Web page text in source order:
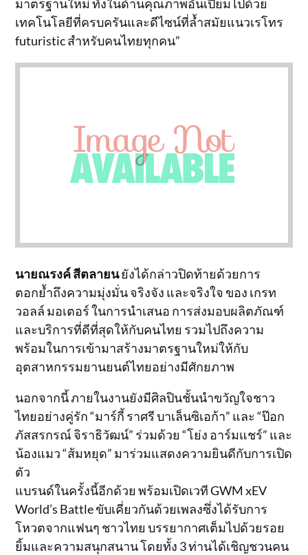
มาตรฐานใหม่ ทั้งในด้านคุณภาพอันเปี่ยมไปด้วย
เทคโนโลยีที่ครบครันและดีไซน์ที่ล้ำสมัยแนวเรโทร
futuristic สำหรับคนไทยทุกคน”
นายณรงค์ สีตลายนยังได้กล่าวปิดท้ายด้วยการ
ตอกย้ำถึงความมุ่งมั่น จริงจัง และจริงใจ ของ เกรท
วอลล์ มอเตอร์ ในการนำเสนอ การส่งมอบผลิตภัณฑ์
และบริการที่ดีที่สุดให้กับคนไทย รวมไปถึงความ
พร้อมในการเข้ามาสร้างมาตรฐานใหม่ให้กับ
อุตสาหกรรมยานยนต์ไทยอย่างมีศักยภาพ
นอกจากนี้ ภายในงานยังมีศิลปินชั้นนำขวัญใจชาว
ไทยอย่างคู่รัก “มาร์กี้ ราศรี บาเล็นซิเอก้า” และ “ป๊อก
ภัสสรกรณ์ จิราธิวัฒน์” ร่วมด้วย “โย่ง อาร์มแชร์” และ
น้องแมว “ส้มหยุด” มาร่วมแสดงความยินดีกับการเปิด
ตัว
แบรนด์ในครั้งนี้อีกด้วย พร้อมเปิดเวที GWM xEV
World’s Battle ขับเคี่ยวกันด้วยเพลงซึ่งได้รับการ
โหวตจากแฟนๆ ชาวไทย บรรยากาศเต็มไปด้วยรอย
ยิ้มและความสนุกสนาน โดยทั้ง 3 ท่านได้เชิญชวนคน